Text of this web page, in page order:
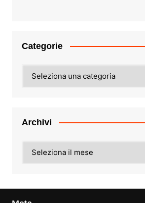
Categorie
Archivi